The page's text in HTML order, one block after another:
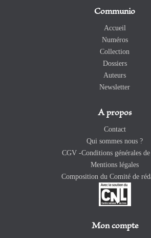
Communio
Accueil
Numéros
Collection
Dossiers
Auteurs
Newsletter
A propos
Contact
Qui sommes nous ?
CGV -Conditions générales
Mentions légales
Composition du Comité de
Mon compte